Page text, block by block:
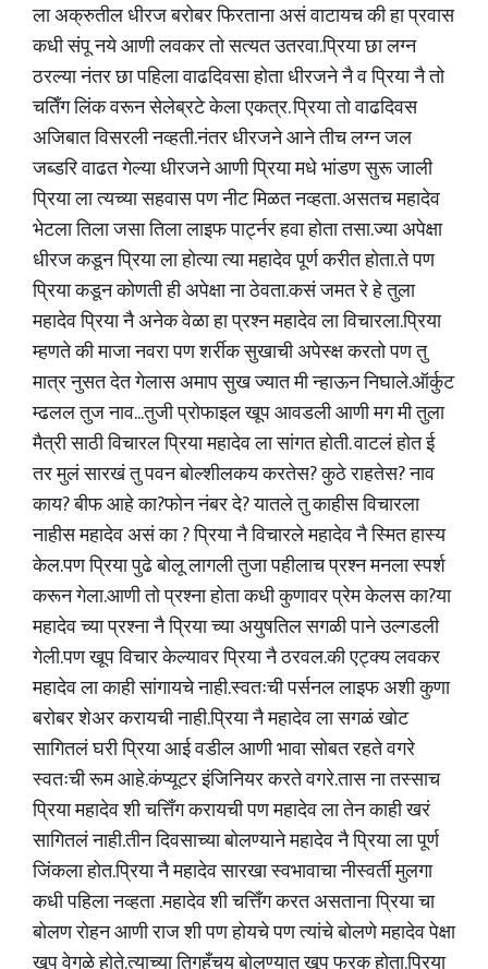
ला अक्रुतील धीरज बरोबर फिरताना असं वाटायच की हा प्रवास
कधी संपू नये आणी लवकर तो सत्यत उतरवा.प्रिया छा लग्न
ठरल्या नंतर छा पहिला वाढदिवसा होता धीरजने नै व प्रिया नै तो
चतिँग लिंक वरून सेलेब्रटे केला एकत्र. प्रिया तो वाढदिवस
अजिबात विसरली नव्हती.नंतर धीरजने आने तीच लग्न जल
जब्डरि वाढत गेल्या धीरजने आणी प्रिया मधे भांडण सुरू जाली
प्रिया ला त्यच्या सहवास पण नीट मिळत नव्हता. असतच महादेव
भेटला तिला जसा तिला लाइफ पार्ट्नर हवा होता तसा.ज्या अपेक्षा
धीरज कडून प्रिया ला होत्या त्या महादेव पूर्ण करीत होता.ते पण
प्रिया कडून कोणती ही अपेक्षा ना ठेवता.कसं जमत रे हे तुला
महादेव प्रिया नै अनेक वेळा हा प्रश्न महादेव ला विचारला.प्रिया
म्हणते की माजा नवरा पण शर्रीक सुखाची अपेस्क्ष करतो पण तु
मात्र नुसत देत गेलास अमाप सुख ज्यात मी न्हाऊन निघाले.ऑर्कुट
म्ढलल तुज नाव...तुजी प्रोफाइल खूप आवडली आणी मग मी तुला
मैत्री साठी विचारल प्रिया महादेव ला सांगत होती. वाटलं होत ई
तर मुलं सारखं तु पवन बोल्शीलकय करतेस? कुठे राहतेस? नाव
काय? बीफ आहे का?फोन नंबर दे? यातले तु काहीस विचारला
नाहीस महादेव असं का ? प्रिया नै विचारले महादेव नै स्मित हास्य
केल.पण प्रिया पुढे बोलू लागली तुजा पहीलाच प्रश्न मनला स्पर्श
करून गेला.आणी तो प्रश्ना होता कधी कुणावर प्रेम केलस का?या
महादेव च्या प्रश्ना नै प्रिया च्या अयुषतिल सगळी पाने उल्गडली
गेली.पण खूप विचार केल्यावर प्रिया नै ठरवल.की एट्क्य लवकर
महादेव ला काही सांगायचे नाही.स्वतःची पर्सनल लाइफ अशी कुणा
बरोबर शेअर करायची नाही.प्रिया नै महादेव ला सगळं खोट
सागितलं घरी प्रिया आई वडील आणी भावा सोबत रहते वगरे
स्वतःची रूम आहे.कंप्यूटर इंजिनियर करते वगरे.तास ना तस्साच
प्रिया महादेव शी चत्तिँग करायची पण महादेव ला तेन काही खरं
सागितलं नाही.तीन दिवसाच्या बोलण्याने महादेव नै प्रिया ला पूर्ण
जिंकला होत.प्रिया नै महादेव सारखा स्वभावाचा नीस्वर्ती मुलगा
कधी पहिला नव्हता .महादेव शी चत्तिँग करत असताना प्रिया चा
बोलण रोहन आणी राज शी पण होयचे पण त्यांचे बोलणे महादेव पेक्षा